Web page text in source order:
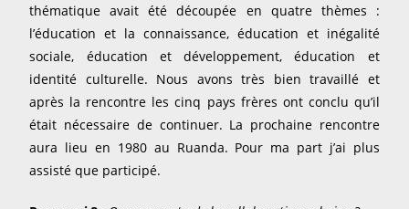
thématique avait été découpée en quatre thèmes :
l’éducation et la connaissance, éducation et inégalité
sociale, éducation et développement, éducation et
identité culturelle. Nous avons très bien travaillé et
après la rencontre les cinq pays frères ont conclu qu’il
était nécessaire de continuer. La prochaine rencontre
aura lieu en 1980 au Ruanda. Pour ma part j’ai plus
assisté que participé.